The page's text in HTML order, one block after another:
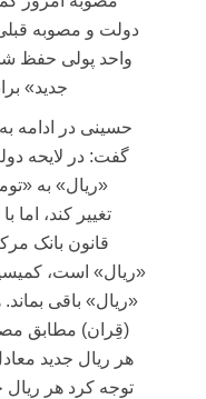
دولت و مصوبه
جدید» برابر با ۱۰ هزار
حسینی در ادامه
گفت: در لایحه
«ریال» به
قانون بانک
«ریال» است،
«ریال» باقی
(قِران) مطابق
توجه کرد هر ریال